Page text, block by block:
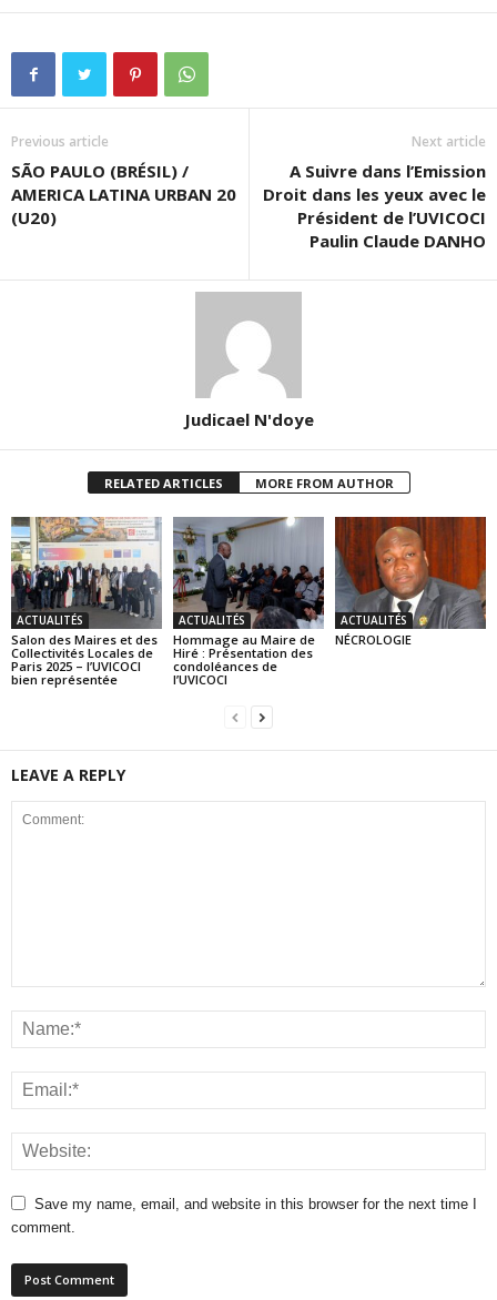
Previous article
SÃO PAULO (BRÉSIL) /
AMERICA LATINA URBAN 20
(U20)
Next article
A Suivre dans l’Emission
Droit dans les yeux avec le
Président de l’UVICOCI
Paulin Claude DANHO
Judicael N'doye
RELATED ARTICLES MORE FROM AUTHOR
ACTUALITÉS
Salon des Maires et des
Collectivités Locales de
Paris 2025 – l’UVICOCI
bien représentée
ACTUALITÉS
Hommage au Maire de
Hiré : Présentation des
condoléances de
l’UVICOCI
ACTUALITÉS
NÉCROLOGIE
LEAVE A REPLY
Save my name, email, and website in this browser for the next time I
comment.